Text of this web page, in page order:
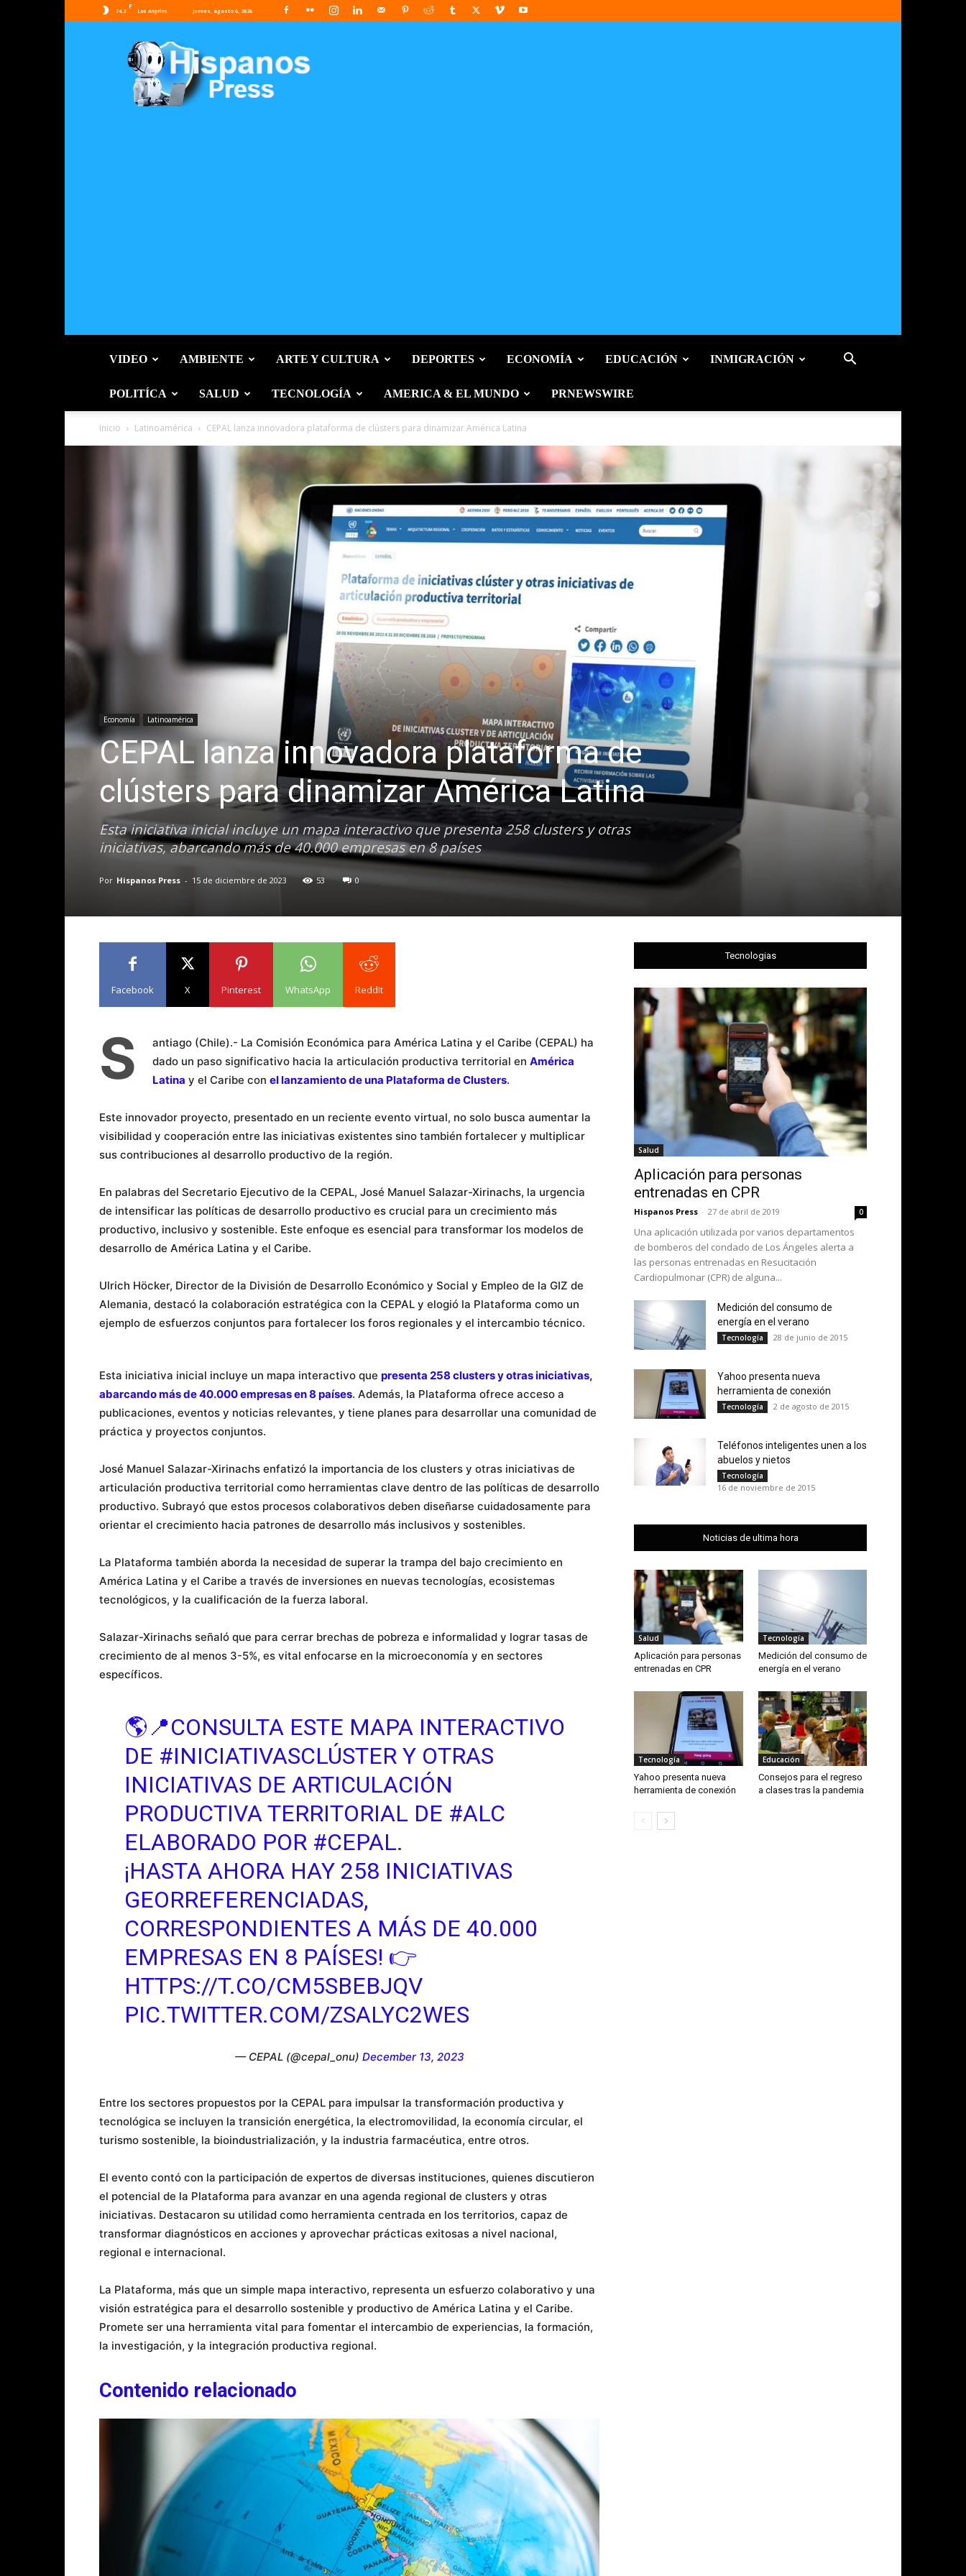
74.2
F
Los Angeles jueves, agosto 6, 2026
Press
VIDEO AMBIENTE ARTE Y CULTURA DEPORTES ECONOMÍA EDUCACIÓN INMIGRACIÓN
POLITÍCA SALUD TECNOLOGÍA AMERICA & EL MUNDO PRNEWSWIRE
Inicio Latinoamérica CEPAL lanza innovadora plataforma de clústers para dinamizar América Latina
Economía Latinoamérica
CEPAL lanza innovadora plataforma de
clústers para dinamizar América Latina
Esta iniciativa inicial incluye un mapa interactivo que presenta 258 clusters y otras
iniciativas, abarcando más de 40.000 empresas en 8 países
Por Hispanos Press - 15 de diciembre de 2023 53 0
Facebook X Pinterest WhatsApp ReddIt
S
antiago (Chile).- La Comisión Económica para América Latina y el Caribe (CEPAL) ha
dado un paso significativo hacia la articulación productiva territorial en América
Latina y el Caribe con el lanzamiento de una Plataforma de Clusters.
Este innovador proyecto, presentado en un reciente evento virtual, no solo busca aumentar la
visibilidad y cooperación entre las iniciativas existentes sino también fortalecer y multiplicar
sus contribuciones al desarrollo productivo de la región.
En palabras del Secretario Ejecutivo de la CEPAL, José Manuel Salazar-Xirinachs, la urgencia
de intensificar las políticas de desarrollo productivo es crucial para un crecimiento más
productivo, inclusivo y sostenible. Este enfoque es esencial para transformar los modelos de
desarrollo de América Latina y el Caribe.
Ulrich Höcker, Director de la División de Desarrollo Económico y Social y Empleo de la GIZ de
Alemania, destacó la colaboración estratégica con la CEPAL y elogió la Plataforma como un
ejemplo de esfuerzos conjuntos para fortalecer los foros regionales y el intercambio técnico.
Esta iniciativa inicial incluye un mapa interactivo que presenta 258 clusters y otras iniciativas,
abarcando más de 40.000 empresas en 8 países. Además, la Plataforma ofrece acceso a
publicaciones, eventos y noticias relevantes, y tiene planes para desarrollar una comunidad de
práctica y proyectos conjuntos.
José Manuel Salazar-Xirinachs enfatizó la importancia de los clusters y otras iniciativas de
articulación productiva territorial como herramientas clave dentro de las políticas de desarrollo
productivo. Subrayó que estos procesos colaborativos deben diseñarse cuidadosamente para
orientar el crecimiento hacia patrones de desarrollo más inclusivos y sostenibles.
La Plataforma también aborda la necesidad de superar la trampa del bajo crecimiento en
América Latina y el Caribe a través de inversiones en nuevas tecnologías, ecosistemas
tecnológicos, y la cualificación de la fuerza laboral.
Salazar-Xirinachs señaló que para cerrar brechas de pobreza e informalidad y lograr tasas de
crecimiento de al menos 3-5%, es vital enfocarse en la microeconomía y en sectores
específicos.
🌎📍CONSULTA ESTE MAPA INTERACTIVO
DE #INICIATIVASCLÚSTERY OTRAS
INICIATIVAS DE ARTICULACIÓN
PRODUCTIVA TERRITORIAL DE #ALC
ELABORADO POR #CEPAL.
¡HASTA AHORA HAY 258 INICIATIVAS
GEORREFERENCIADAS,
CORRESPONDIENTES A MÁS DE 40.000
EMPRESAS EN 8 PAÍSES! 👉
HTTPS://T.CO/CM5SBEBJQV
PIC.TWITTER.COM/ZSALYC2WES
— CEPAL (@cepal_onu) December 13, 2023
Entre los sectores propuestos por la CEPAL para impulsar la transformación productiva y
tecnológica se incluyen la transición energética, la electromovilidad, la economía circular, el
turismo sostenible, la bioindustrialización, y la industria farmacéutica, entre otros.
El evento contó con la participación de expertos de diversas instituciones, quienes discutieron
el potencial de la Plataforma para avanzar en una agenda regional de clusters y otras
iniciativas. Destacaron su utilidad como herramienta centrada en los territorios, capaz de
transformar diagnósticos en acciones y aprovechar prácticas exitosas a nivel nacional,
regional e internacional.
La Plataforma, más que un simple mapa interactivo, representa un esfuerzo colaborativo y una
visión estratégica para el desarrollo sostenible y productivo de América Latina y el Caribe.
Promete ser una herramienta vital para fomentar el intercambio de experiencias, la formación,
la investigación, y la integración productiva regional.
Contenido relacionado
Tecnologias
Salud
Aplicación para personas
entrenadas en CPR
Hispanos Press - 27 de abril de 2019 0
Una aplicación utilizada por varios departamentos
de bomberos del condado de Los Ángeles alerta a
las personas entrenadas en Resucitación
Cardiopulmonar (CPR) de alguna...
Medición del consumo de
energía en el verano
Tecnología 28 de junio de 2015
Yahoo presenta nueva
herramienta de conexión
Tecnología 2 de agosto de 2015
Teléfonos inteligentes unen a los
abuelos y nietos
Tecnología
16 de noviembre de 2015
Noticias de ultima hora
Salud
Aplicación para personas
entrenadas en CPR
Tecnología
Medición del consumo de
energía en el verano
Tecnología
Yahoo presenta nueva
herramienta de conexión
Educación
Consejos para el regreso
a clases tras la pandemia